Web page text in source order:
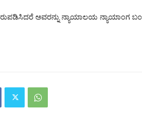
ಅವರನ್ನು ನ್ಯಾಯಾಲಯ ನ್ಯಾಯಾಂಗ